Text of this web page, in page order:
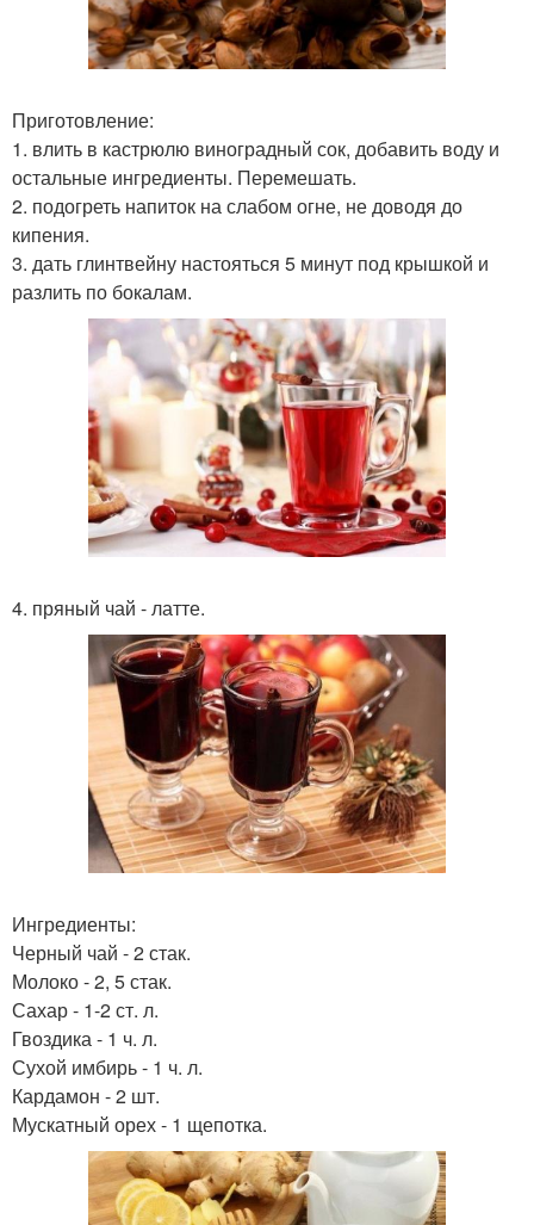
Приготовление:
1. влить в кастрюлю виноградный сок, добавить воду и
остальные ингредиенты. Перемешать.
2. подогреть напиток на слабом огне, не доводя до
кипения.
3. дать глинтвейну настояться 5 минут под крышкой и
разлить по бокалам.
4. пряный чай - латте.
Ингредиенты:
Черный чай - 2 стак.
Молоко - 2, 5 стак.
Сахар - 1-2 ст. л.
Гвоздика - 1 ч. л.
Сухой имбирь - 1 ч. л.
Кардамон - 2 шт.
Мускатный орех - 1 щепотка.